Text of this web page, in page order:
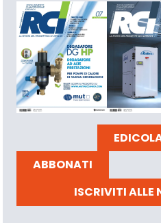
ABBONATI
ISCRIVITI ALLE